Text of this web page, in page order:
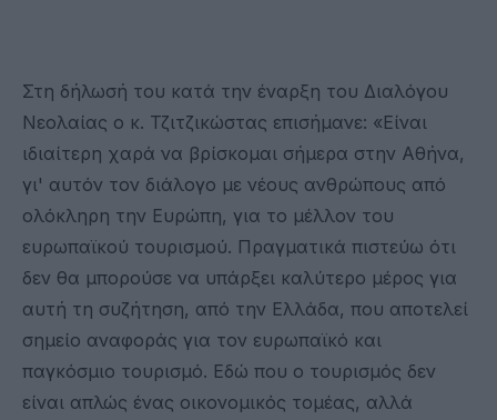
Στη δήλωσή του κατά την έναρξη του Διαλόγου
Νεολαίας ο κ. Τζιτζικώστας επισήμανε: «Είναι
ιδιαίτερη χαρά να βρίσκομαι σήμερα στην Αθήνα,
γι' αυτόν τον διάλογο με νέους ανθρώπους από
ολόκληρη την Ευρώπη, για το μέλλον του
ευρωπαϊκού τουρισμού. Πραγματικά πιστεύω ότι
δεν θα μπορούσε να υπάρξει καλύτερο μέρος για
αυτή τη συζήτηση, από την Ελλάδα, που αποτελεί
σημείο αναφοράς για τον ευρωπαϊκό και
παγκόσμιο τουρισμό. Εδώ που ο τουρισμός δεν
είναι απλώς ένας οικονομικός τομέας, αλλά